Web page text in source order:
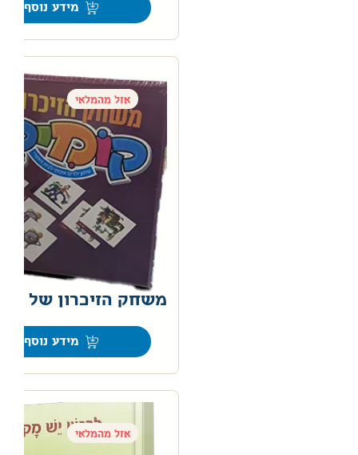
מידע נוסף
אזל מהמלאי
משחק הזיכרון של
מידע נוסף
אזל מהמלאי